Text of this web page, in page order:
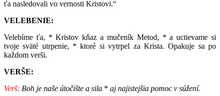
ťa nasledovali vo vernosti Kristovi.“
VELEBENIE:
Velebíme ťa, * Kristov kňaz a mučeník Metod, * a uctievame si
tvoje sväté utrpenie, * ktoré si vytrpel za Krista. Opakuje sa po
každom verši.
VERŠE:
Verš: Boh je naše útočište a sila * aj najistejšia pomoc v súžení.